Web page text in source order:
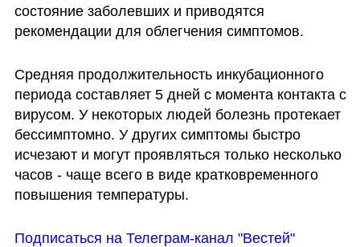
состояние заболевших и приводятся
рекомендации для облегчения симптомов.
Средняя продолжительность инкубационного
периода составляет 5 дней с момента контакта с
вирусом. У некоторых людей болезнь протекает
бессимптомно. У других симптомы быстро
исчезают и могут проявляться только несколько
часов - чаще всего в виде кратковременного
повышения температуры.
Подписаться на Телеграм-канал "Вестей"